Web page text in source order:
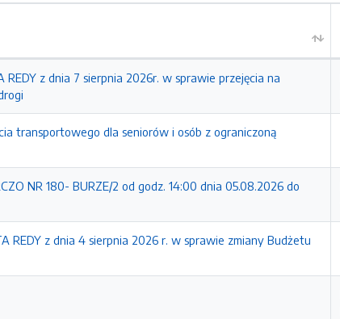
REDY z dnia 7 sierpnia 2026r. w sprawie przejęcia na
transportowego dla seniorów i osób z ograniczoną
NR 180- BURZE/2 od godz. 14:00 dnia 05.08.2026 do
REDY z dnia 4 sierpnia 2026 r. w sprawie zmiany Budżetu